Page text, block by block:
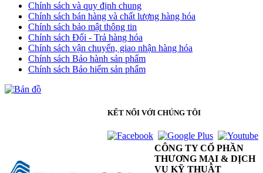
Chính sách và quy định chung
Chính sách bán hàng và chất lượng hàng hóa
Chính sách bảo mật thông tin
Chính sách Đổi - Trả hàng hóa
Chính sách vận chuyển, giao nhận hàng hóa
Chính sách Bảo hành sản phẩm
Chính sách Bảo hiểm sản phẩm
KẾT NỐI VỚI CHÚNG TÔI
CÔNG TY CỔ PHẦN
THƯƠNG MẠI & DỊCH
VỤ KỸ THUẬT